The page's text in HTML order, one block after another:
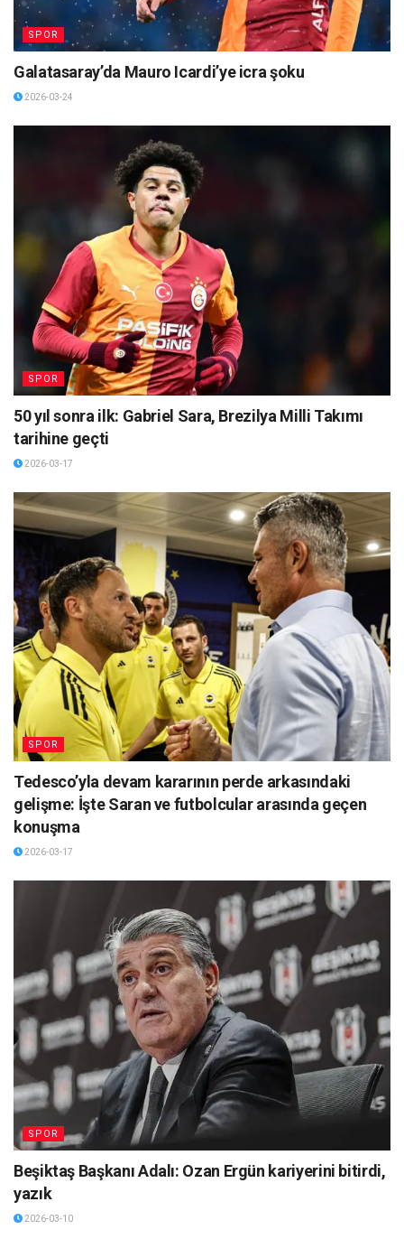
SPOR
Galatasaray’da Mauro Icardi’ye icra şoku
2026-03-24
SPOR
50 yıl sonra ilk: Gabriel Sara, Brezilya Milli Takımı
tarihine geçti
2026-03-17
SPOR
Tedesco’yla devam kararının perde arkasındaki
gelişme: İşte Saran ve futbolcular arasında geçen
konuşma
2026-03-17
SPOR
Beşiktaş Başkanı Adalı: Ozan Ergün kariyerini bitirdi,
yazık
2026-03-10